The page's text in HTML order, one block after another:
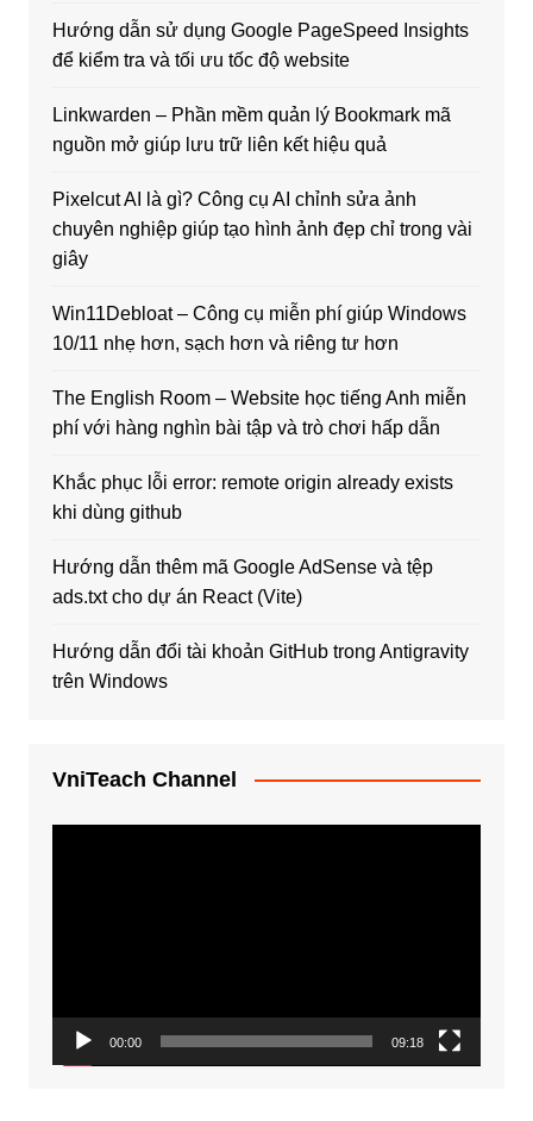
Hướng dẫn sử dụng Google PageSpeed Insights
để kiểm tra và tối ưu tốc độ website
Linkwarden – Phần mềm quản lý Bookmark mã
nguồn mở giúp lưu trữ liên kết hiệu quả
Pixelcut AI là gì? Công cụ AI chỉnh sửa ảnh
chuyên nghiệp giúp tạo hình ảnh đẹp chỉ trong vài
giây
Win11Debloat – Công cụ miễn phí giúp Windows
10/11 nhẹ hơn, sạch hơn và riêng tư hơn
The English Room – Website học tiếng Anh miễn
phí với hàng nghìn bài tập và trò chơi hấp dẫn
Khắc phục lỗi error: remote origin already exists
khi dùng github
Hướng dẫn thêm mã Google AdSense và tệp
ads.txt cho dự án React (Vite)
Hướng dẫn đổi tài khoản GitHub trong Antigravity
trên Windows
VniTeach Channel
00:00 09:18